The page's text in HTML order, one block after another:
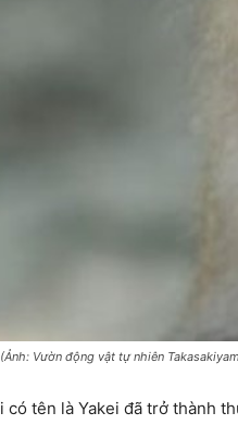
Vườn động vật tự nhiên
có tên là Yakei đã trở thành